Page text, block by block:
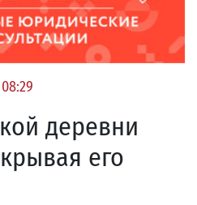
08:29
деревни
его